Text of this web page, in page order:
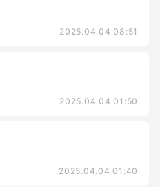
2025.04.04 08:51
2025.04.04 01:50
2025.04.04 01:40